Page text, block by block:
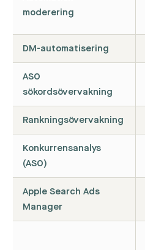
moderering
DM-automatisering
ASO
sökordsövervakning
Rankningsövervakning
Konkurrensanalys
(ASO)
Apple Search Ads
Manager